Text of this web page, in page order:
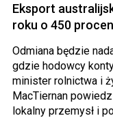
Eksport
roku o 450
Odmiana będzie
gdzie hodowcy
minister rolnictwa i
MacTiernan
lokalny przemysł i